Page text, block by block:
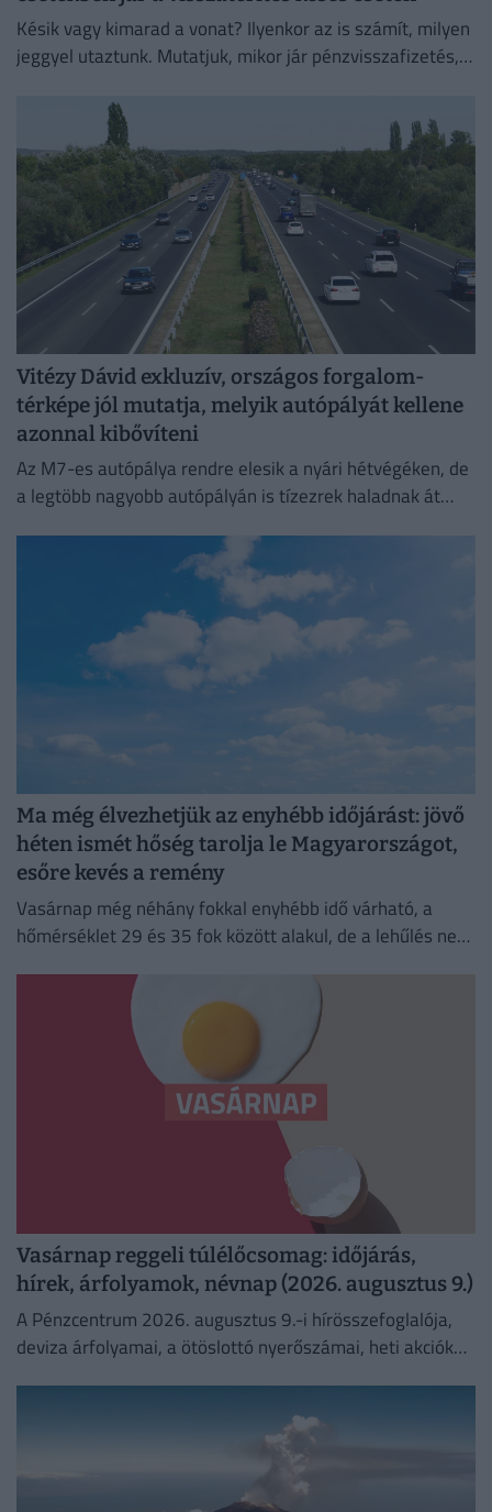
Késik vagy kimarad a vonat? Ilyenkor az is számít, milyen
jeggyel utaztunk. Mutatjuk, mikor jár pénzvisszafizetés,
Vitézy Dávid exkluzív, országos forgalom-
térképe jól mutatja, melyik autópályát kellene
azonnal kibővíteni
Az M7-es autópálya rendre elesik a nyári hétvégéken, de
a legtöbb nagyobb autópályán is tízezrek haladnak át
Ma még élvezhetjük az enyhébb időjárást: jövő
héten ismét hőség tarolja le Magyarországot,
esőre kevés a remény
Vasárnap még néhány fokkal enyhébb idő várható, a
hőmérséklet 29 és 35 fok között alakul, de a lehűlés nem
Vasárnap reggeli túlélőcsomag: időjárás,
hírek, árfolyamok, névnap (2026. augusztus 9.)
A Pénzcentrum 2026. augusztus 9.-i hírösszefoglalója,
deviza árfolyamai, a ötöslottó nyerőszámai, heti akciók